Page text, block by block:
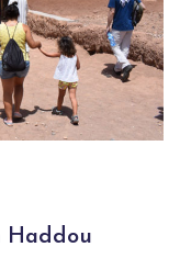
Haddou